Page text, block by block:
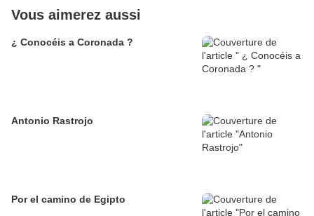
Vous aimerez aussi
¿ Conocéis a Coronada ?
Antonio Rastrojo
Por el camino de Egipto